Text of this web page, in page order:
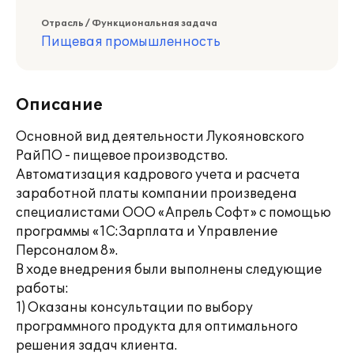
Отрасль / Функциональная задача
Пищевая промышленность
Описание
Основной вид деятельности Лукояновского
РайПО - пищевое производство.
Автоматизация кадрового учета и расчета
заработной платы компании произведена
специалистами ООО «Апрель Софт» с помощью
программы «1С:Зарплата и Управление
Персоналом 8».
В ходе внедрения были выполнены следующие
работы:
1) Оказаны консультации по выбору
программного продукта для оптимального
решения задач клиента.